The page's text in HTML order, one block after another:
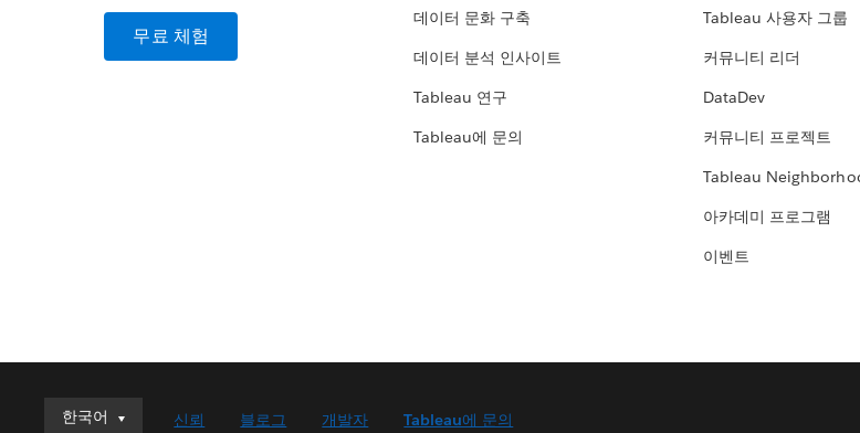
무료 체험
데이터 문화 구축
데이터 분석 인사이트
Tableau 연구
Tableau에 문의
Tableau 사용자 그룹
커뮤니티 리더
DataDev
커뮤니티 프로젝트
Tableau
아카데미 프로그램
이벤트
한국어
한국어 신뢰 블로그 개발자 Tableau에 문의